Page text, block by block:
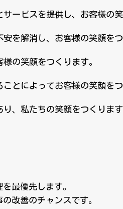
ービスを提供し、お客様の笑
を解消し、お客様の笑顔をつ
の笑顔をつくります。
とによってお客様の笑顔をつ
、私たちの笑顔をつくります
最優先します。
改善のチャンスです。